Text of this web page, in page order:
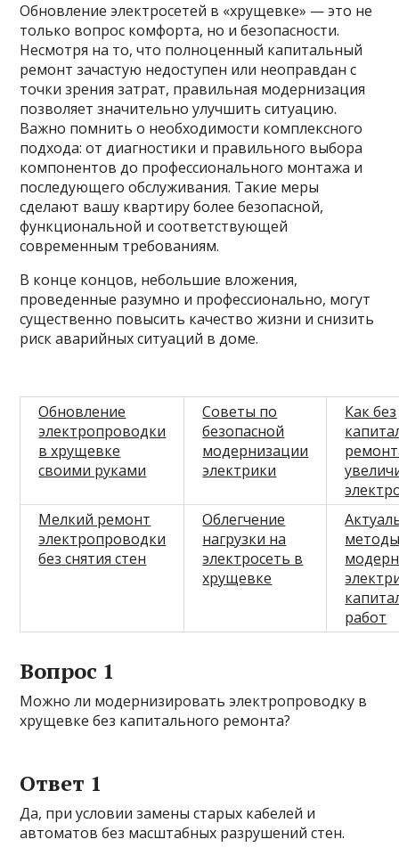
Обновление электросетей в «хрущевке» — это не
только вопрос комфорта, но и безопасности.
Несмотря на то, что полноценный капитальный
ремонт зачастую недоступен или неоправдан с
точки зрения затрат, правильная модернизация
позволяет значительно улучшить ситуацию.
Важно помнить о необходимости комплексного
подхода: от диагностики и правильного выбора
компонентов до профессионального монтажа и
последующего обслуживания. Такие меры
сделают вашу квартиру более безопасной,
функциональной и соответствующей
современным требованиям.
В конце концов, небольшие вложения,
проведенные разумно и профессионально, могут
существенно повысить качество жизни и снизить
риск аварийных ситуаций в доме.
Обновление
электропроводки
в хрущевке
своими руками
Советы по
безопасной
модернизации
электрики
Как без
Мелкий ремонт
электропроводки
без снятия стен
Облегчение
нагрузки на
электросеть в
хрущевке
работ
Вопрос 1
Можно ли модернизировать электропроводку в
хрущевке без капитального ремонта?
Ответ 1
Да, при условии замены старых кабелей и
автоматов без масштабных разрушений стен.